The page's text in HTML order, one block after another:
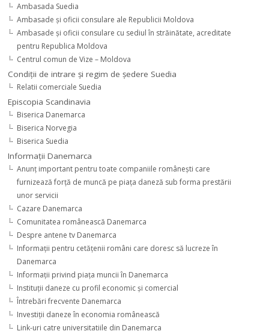
Ambasada Suedia
Ambasade şi oficii consulare ale Republicii Moldova
Ambasade şi oficii consulare cu sediul în străinătate, acreditate
pentru Republica Moldova
Centrul comun de Vize – Moldova
Condiţii de intrare şi regim de şedere Suedia
Relatii comerciale Suedia
Episcopia Scandinavia
Biserica Danemarca
Biserica Norvegia
Biserica Suedia
Informaţii Danemarca
Anunţ important pentru toate companiile româneşti care
furnizează forţă de muncă pe piaţa daneză sub forma prestării
unor servicii
Cazare Danemarca
Comunitatea românească Danemarca
Despre antene tv Danemarca
Informaţii pentru cetăţenii români care doresc să lucreze în
Danemarca
Informaţii privind piaţa muncii în Danemarca
Instituţii daneze cu profil economic şi comercial
Întrebări frecvente Danemarca
Investiţii daneze în economia românească
Link-uri catre universitatiile din Danemarca